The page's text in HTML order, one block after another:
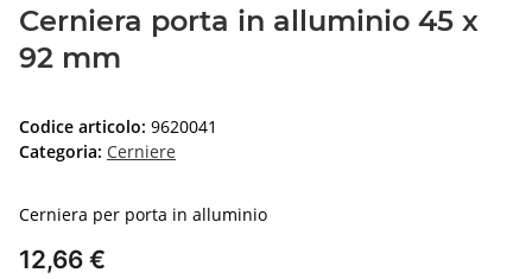
Cerniera porta in alluminio 45 x
92 mm
Codice articolo: 9620041
Categoria: Cerniere
Cerniera per porta in alluminio
12,66 €